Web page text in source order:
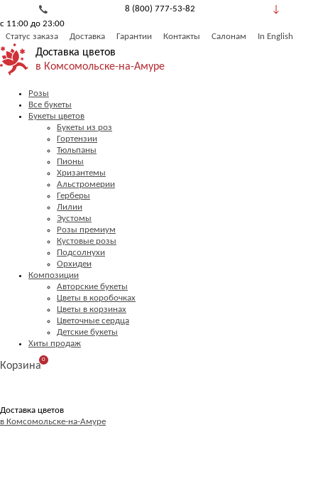
8 (800) 777-53-82
с 11:00 до 23:00
Статус заказа
Доставка Гарантии Контакты Салонам In English
Доставка цветов
в Комсомольске-на-Амуре
Розы
Все букеты
Букеты цветов
Букеты из роз
Гортензии
Тюльпаны
Пионы
Хризантемы
Альстромерии
Герберы
Лилии
Эустомы
Розы премиум
Кустовые розы
Подсолнухи
Орхидеи
Композиции
Авторские букеты
Цветы в коробочках
Цветы в корзинах
Цветочные сердца
Детские букеты
Хиты продаж
Корзина
0
Доставка цветов
в Комсомольске-на-Амуре